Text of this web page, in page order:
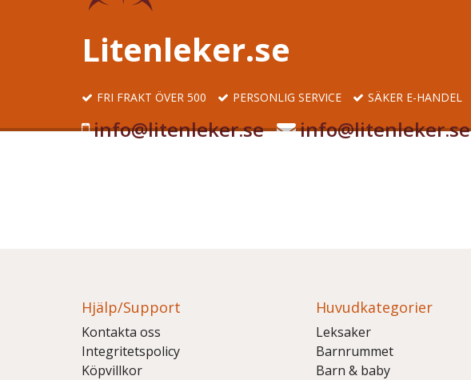
Litenleker.se
FRI FRAKT ÖVER 500 PERSONLIG SERVICE SÄKER E-HANDEL
info@litenleker.se info@litenleker.se
Hjälp/Support
Kontakta oss
Integritetspolicy
Köpvillkor
Huvudkategorier
Leksaker
Barnrummet
Barn & baby